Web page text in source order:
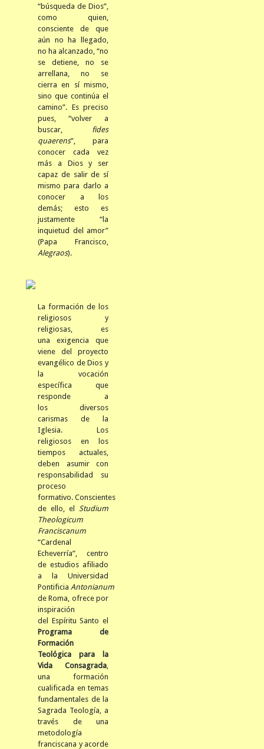
“búsqueda de Dios”,
como quien,
consciente de que
aún no ha llegado,
no ha alcanzado, “no
se detiene, no se
arrellana, no se
cierra en sí mismo,
sino que continúa el
camino”. Es preciso
pues, “volver a
buscar, fides
quaerens”, para
conocer cada vez
más a Dios y ser
capaz de salir de sí
mismo para darlo a
conocer a los
demás; esto es
justamente “la
inquietud del amor”
(Papa Francisco,
Alegraos).
La formación de los
religiosos y
religiosas, es
una exigencia que
viene del proyecto
evangélico de Dios y
la vocación
específica que
responde a
los diversos
carismas de la
Iglesia. Los
religiosos en los
tiempos actuales,
deben asumir con
responsabilidad su
proceso
formativo. Conscientes
de ello, el Studium
Theologicum
Franciscanum
“Cardenal
Echeverría”, centro
de estudios afiliado
a la Universidad
Pontificia Antonianum
de Roma, ofrece por
inspiración
del Espíritu Santo el
Programa de
Formación
Teológica para la
Vida Consagrada
una formación
cualificada en temas
fundamentales de la
Sagrada Teología, a
través de una
metodología
franciscana y acorde